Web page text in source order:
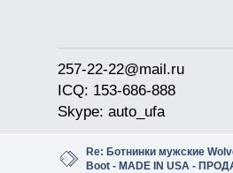
257-22-22@mail.ru
ICQ: 153-686-888
Skype: auto_ufa
Re: Ботнинки мужские
Boot - MADE IN USA -